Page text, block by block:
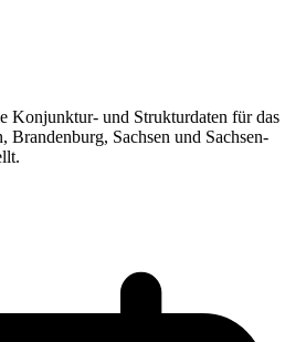
Konjunktur- und Strukturdaten für das
Brandenburg, Sachsen und Sachsen-